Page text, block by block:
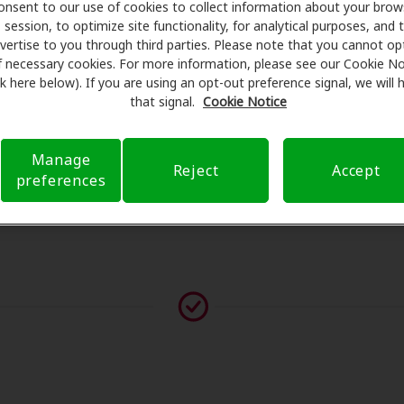
to our use of cookies to collect information about your
session, to optimize site functionality, for analytical purposes, and
to you through third parties. Please note that you cannot
necessary cookies. For more information, please see our Cookie
here below). If you are using an opt-out preference signal, we will
that signal. Cookie Notice
Manage
preferences
Reject Accept
con profesionales licenciados para evaluaciones,
en Ent Clinic PC, Amplifon Hearing Health Care se
sus gastos de bolsillo y de presentar una derivación.
de atención auditiva y liberarlo de preocupaciones con
el seguro y con opciones de pago flexibles cuando
contáctenos si no aparece ningún proveedor en esta